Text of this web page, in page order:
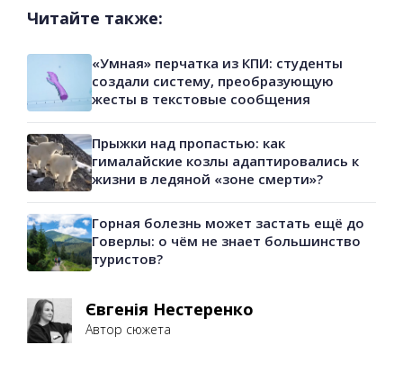
Читайте также:
«Умная» перчатка из КПИ: студенты
создали систему, преобразующую
жесты в текстовые сообщения
Прыжки над пропастью: как
гималайские козлы адаптировались к
жизни в ледяной «зоне смерти»?
Горная болезнь может застать ещё до
Говерлы: о чём не знает большинство
туристов?
Євгенія Нестеренко
Автор сюжета